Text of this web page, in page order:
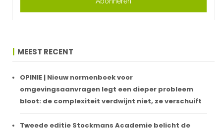
MEEST RECENT
OPINIE | Nieuw normenboek voor
omgevingsaanvragen legt een dieper probleem
bloot: de complexiteit verdwijnt niet, ze verschuift
Tweede editie Stockmans Academie belicht de